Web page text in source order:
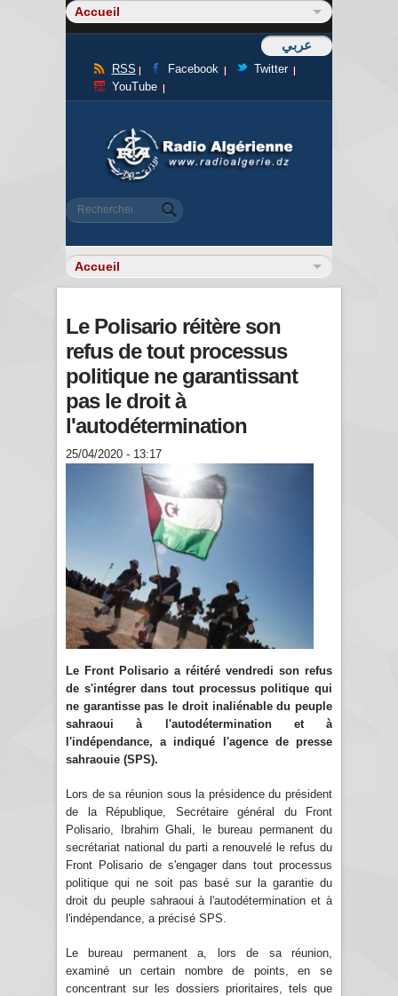
عربي
RSS Facebook
Twitter
YouTube
Formulaire de recherche
Rechercher
Le Polisario réitère son
refus de tout processus
politique ne garantissant
pas le droit à
l'autodétermination
25/04/2020 - 13:17
Le Front Polisario a réitéré vendredi son refus
de s'intégrer dans tout processus politique qui
ne garantisse pas le droit inaliénable du peuple
sahraoui à l'autodétermination et à
l'indépendance, a indiqué l'agence de presse
sahraouie (SPS).
Lors de sa réunion sous la présidence du président
de la République, Secrétaire général du Front
Polisario, Ibrahim Ghali, le bureau permanent du
secrétariat national du parti a renouvelé le refus du
Front Polisario de s'engager dans tout processus
politique qui ne soit pas basé sur la garantie du
droit du peuple sahraoui à l'autodétermination et à
l'indépendance, a précisé SPS.
Le bureau permanent a, lors de sa réunion,
examiné un certain nombre de points, en se
concentrant sur les dossiers prioritaires, tels que